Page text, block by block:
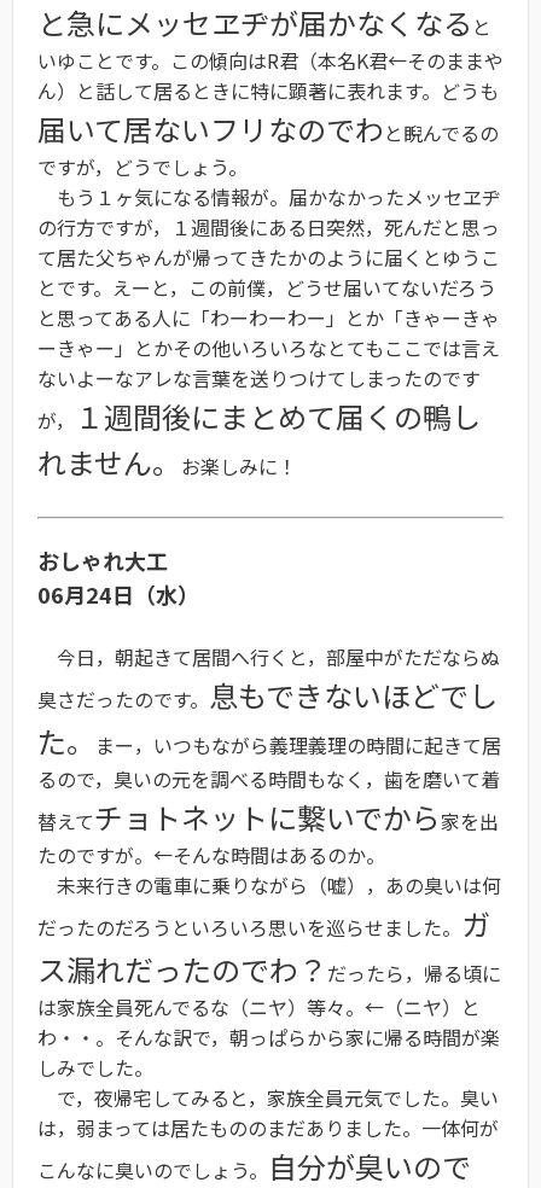
と急にメッセヱヂが届かなくなる と
いゆことです。この傾向はR君（本名K君←そのままや
ん）と話して居るときに特に顕著に表れます。どうも
届いて居ないフリなのでわ と睨んでるの
ですが，どうでしょう。
もう１ヶ気になる情報が。届かなかったメッセヱヂ
の行方ですが，１週間後にある日突然，死んだと思っ
て居た父ちゃんが帰ってきたかのように届くとゆうこ
とです。えーと，この前僕，どうせ届いてないだろう
と思ってある人に「わーわーわー」とか「きゃーきゃ
ーきゃー」とかその他いろいろなとてもここでは言え
ないよーなアレな言葉を送りつけてしまったのです
が，
１週間後にまとめて届くの鴨し
れません。
お楽しみに！
おしゃれ大工
06月24日（水）
今日，朝起きて居間へ行くと，部屋中がただならぬ
臭さだったのです。 息もできないほどでし
た。
まー，いつもながら義理義理の時間に起きて居
るので，臭いの元を調べる時間もなく，歯を磨いて着
替えてチョトネットに繋いでから 家を出
たのですが。←そんな時間はあるのか。
未来行きの電車に乗りながら（嘘），あの臭いは何
だったのだろうといろいろ思いを巡らせました。 ガ
ス漏れだったのでわ？ だったら，帰る頃に
は家族全員死んでるな（ニヤ）等々。←（ニヤ）と
わ・・。そんな訳で，朝っぱらから家に帰る時間が楽
しみでした。
で，夜帰宅してみると，家族全員元気でした。臭い
は，弱まっては居たもののまだありました。一体何が
こんなに臭いのでしょう。 自分が臭いので